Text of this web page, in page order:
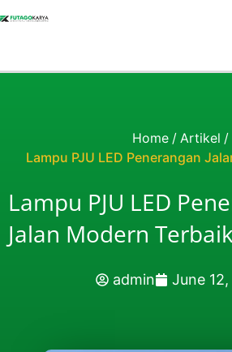
Home / Artikel /
Lampu PJU LED Penerangan
Lampu PJU LED
Jalan Modern
admin June